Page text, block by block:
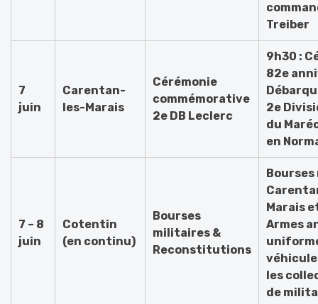
Treiber
7
juin
Carentan-
les-Marais
Cérémonie
commémorative
2e DB Leclerc
9h30 :
82e
2e
du
en
7 – 8
juin
Cotentin
(en continu)
Bourses
militaires &
Reconstitutions
Marais
Armes
les
de